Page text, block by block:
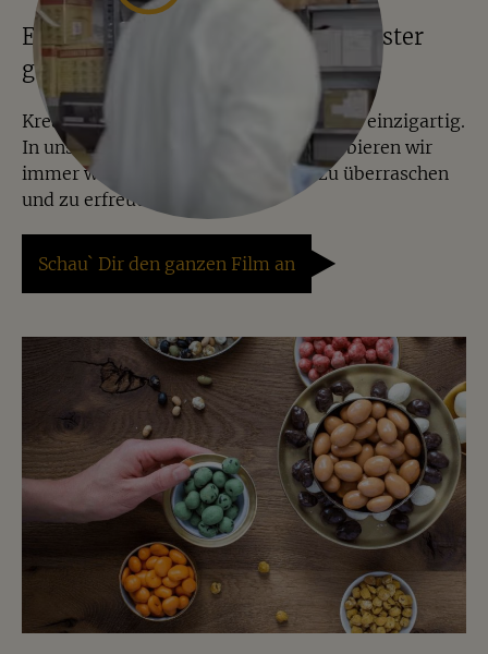
Einblicke ins Lager – alles in Münster
gewogen, gemischt und verpackt
Kreative Mischungen machen Jalall D´or einzigartig.
In unserer Manufaktur in Münster probieren wir
immer wieder Neues aus, um Dich zu überraschen
und zu erfreuen.
Schau` Dir den ganzen Film an